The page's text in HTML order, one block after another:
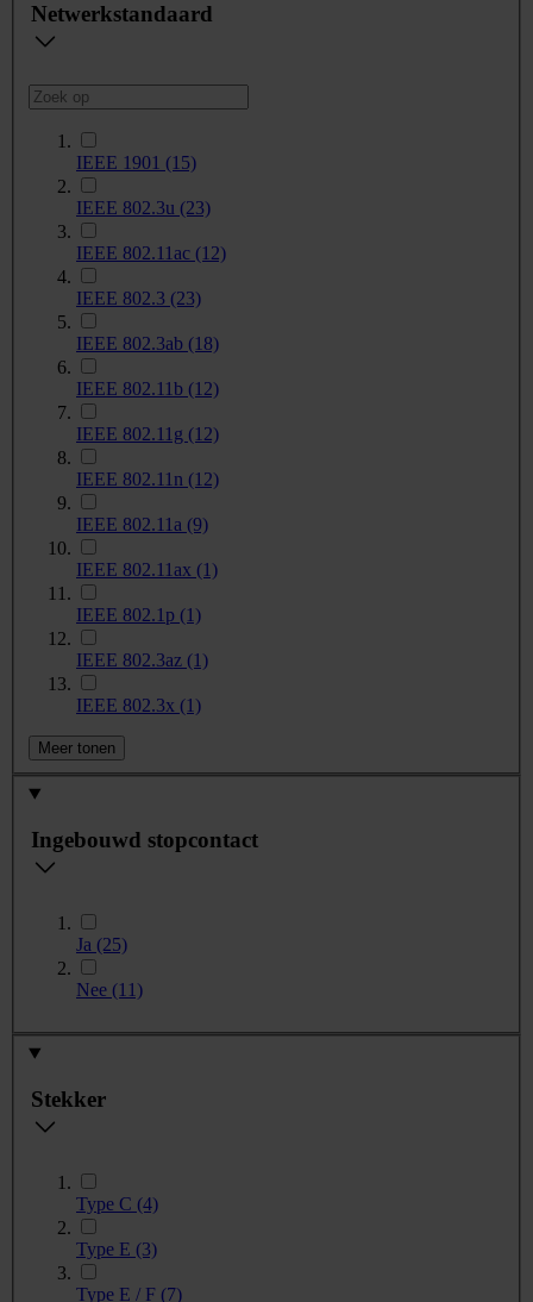
Netwerkstandaard
IEEE 1901 (15)
IEEE 802.3u (23)
IEEE 802.11ac (12)
IEEE 802.3 (23)
IEEE 802.3ab (18)
IEEE 802.11b (12)
IEEE 802.11g (12)
IEEE 802.11n (12)
IEEE 802.11a (9)
IEEE 802.11ax (1)
IEEE 802.1p (1)
IEEE 802.3az (1)
IEEE 802.3x (1)
Meer tonen
Ingebouwd stopcontact
Ja (25)
Nee (11)
Stekker
Type C (4)
Type E (3)
Type E / F (7)